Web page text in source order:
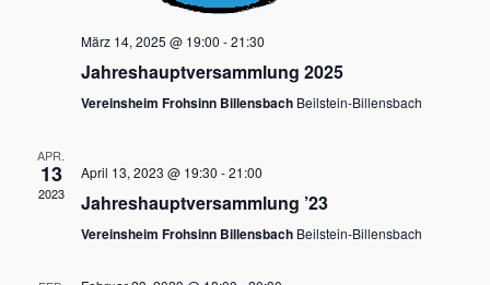
März 14, 2025 @ 19:00 -21:30
Jahreshauptversammlung 2025
Vereinsheim Frohsinn Billensbach Beilstein-Billensbach
APR.
13
2023
April 13, 2023 @ 19:30 -21:00
Jahreshauptversammlung ’23
Vereinsheim Frohsinn Billensbach Beilstein-Billensbach